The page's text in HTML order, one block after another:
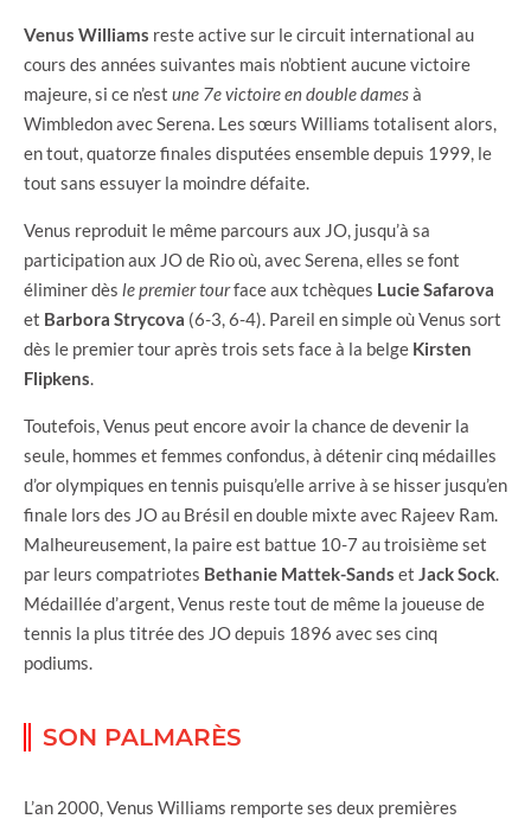
Venus Williams reste active sur le circuit international au
cours des années suivantes mais n’obtient aucune victoire
majeure, si ce n’est une 7e victoire en double damesà
Wimbledon avec Serena. Les sœurs Williams totalisent alors,
en tout, quatorze finales disputées ensemble depuis 1999, le
tout sans essuyer la moindre défaite.
Venus reproduit le même parcours aux JO, jusqu’à sa
participation aux JO de Rio où, avec Serena, elles se font
éliminer dès le premier tourface aux tchèques Lucie Safarova
et Barbora Strycova (6-3, 6-4). Pareil en simple où Venus sort
dès le premier tour après trois sets face à la belge Kirsten
Flipkens
Toutefois, Venus peut encore avoir la chance de devenir la
seule, hommes et femmes confondus, à détenir cinq médailles
d’or olympiques en tennis puisqu’elle arrive à se hisser jusqu’en
finale lors des JO au Brésil en double mixte avec Rajeev Ram.
Malheureusement, la paire est battue 10-7 au troisième set
par leurs compatriotes Bethanie Mattek-Sands et Jack Sock
Médaillée d’argent, Venus reste tout de même la joueuse de
tennis la plus titrée des JO depuis 1896 avec ses cinq
podiums.
SON PALMARÈS
L’an 2000, Venus Williams remporte ses deux premières